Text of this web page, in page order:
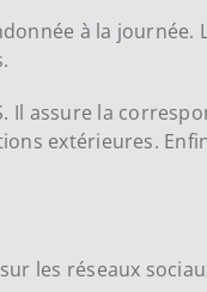
à la
assure la
extérieures.
les réseaux